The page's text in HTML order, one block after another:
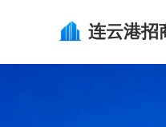
连云港招